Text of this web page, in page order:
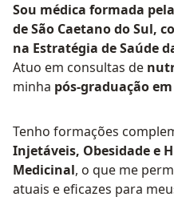
Sou médica formada
de São Caetano do Sul,
na Estratégia de Saúde
Atuo em consultas de
minha pós-graduação
Tenho formações
Injetáveis, Obesidade e
Medicinal, o que me
atuais e eficazes para